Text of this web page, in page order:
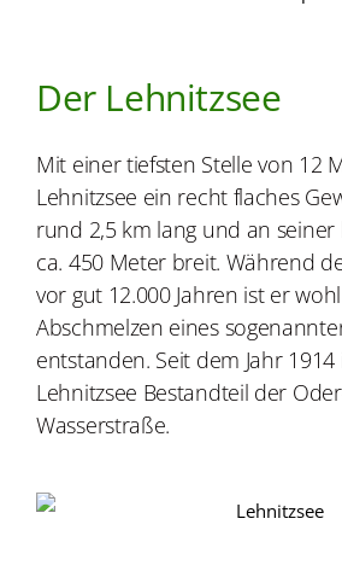
Der Lehnitzsee
Mit einer tiefsten Stelle von 12
Lehnitzsee ein recht flaches
rund 2,5 km lang und an seiner
ca. 450 Meter breit. Während
vor gut 12.000 Jahren ist er
Abschmelzen eines
entstanden. Seit dem Jahr
Lehnitzsee Bestandteil der
Wasserstraße.